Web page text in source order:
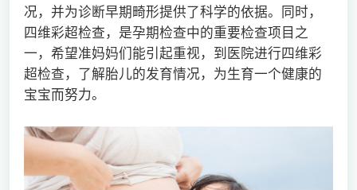
况，并为诊断早期畸形提供了科学的依据。同时，
四维彩超检查，是孕期检查中的重要检查项目之
一，希望准妈妈们能引起重视，到医院进行四维彩
超检查，了解胎儿的发育情况，为生育一个健康的
宝宝而努力。